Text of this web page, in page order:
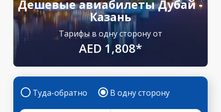
Дешевые авиабилеты Дубай -
Казань
Тарифы в одну сторону от
AED 1,808*
Туда-обратно В одну сторону